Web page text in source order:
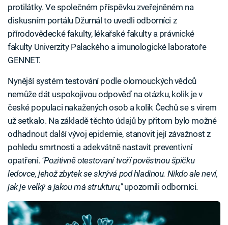
protilátky. Ve společném příspěvku zveřejněném na
diskusním portálu Džurnál to uvedli odborníci z
přírodovědecké fakulty, lékařské fakulty a právnické
fakulty Univerzity Palackého a imunologické laboratoře
GENNET.
Nynější systém testování podle olomouckých vědců
nemůže dát uspokojivou odpověď na otázku, kolik je v
české populaci nakažených osob a kolik Čechů se s virem
už setkalo. Na základě těchto údajů by přitom bylo možné
odhadnout další vývoj epidemie, stanovit její závažnost z
pohledu smrtnosti a adekvátně nastavit preventivní
opatření. "Pozitivně otestovaní tvoří pověstnou špičku
ledovce, jehož zbytek se skrývá pod hladinou. Nikdo ale neví,
jak je velký a jakou má strukturu,"upozornili odborníci.